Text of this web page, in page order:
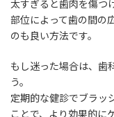
太すぎると歯肉を傷つ
部位によって歯の間の
のも良い方法です。
もし迷った場合は、歯
う。
定期的な健診でブラッ
ことで、より効果的に